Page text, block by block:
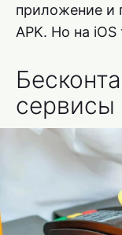
приложение и
APK. Но на iOS
сервисы